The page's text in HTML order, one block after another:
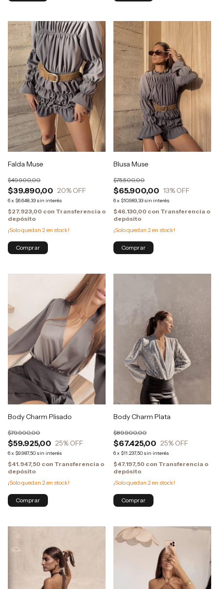
Falda Muse
$39.890,00
$49.900,00
20% OFF
6x $6.648,33 sin interés
$27.923,00 con Transferencia o
depósito
¡Solo quedan 2 en stock!
Blusa Muse
$65.900,00
$75.500,00
13% OFF
6x $10.983,33 sin interés
$46.130,00 con Transferencia o
depósito
¡Solo quedan 2 en stock!
Body Charm Plisado
$59.925,00
$79.900,00
25% OFF
6x $9.987,50 sin interés
$41.947,50 con Transferencia o
depósito
¡Solo quedan 2 en stock!
Body Charm Plata
$67.425,00
$89.900,00
25% OFF
6x $11.237,50 sin interés
$47.197,50 con Transferencia o
depósito
¡Solo quedan 2 en stock!